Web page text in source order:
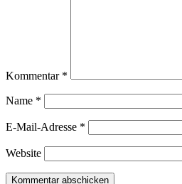
Kommentar *
Name *
E-Mail-Adresse *
Website